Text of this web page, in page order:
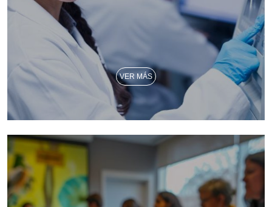
VER MÁS